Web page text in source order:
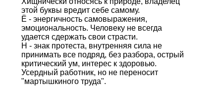
этой буквы вредит себе самому.
Ё - энергичность самовыражения,
эмоциональность. Человеку не всегда
удается сдержать свои страсти.
Н - знак протеста, внутренняя сила не
принимать все подряд, без разбора, острый
критический ум, интерес к здоровью.
Усердный работник, но не переносит
"мартышкиного труда".